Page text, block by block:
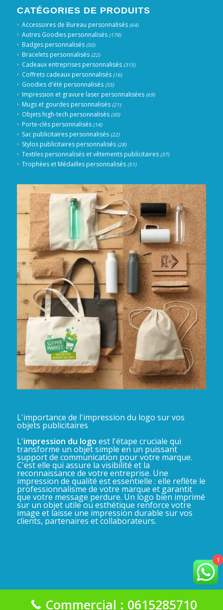
CATÉGORIES DE PRODUITS
Accessoires de Bureau personnalisés (64)
Autres Goodies personnalisés (178)
Badges personnalisés (50)
Bracelets personnalisés (22)
Cadeaux entreprises personnalisés (315)
Coffrets cadeaux personnalisés (16)
Goodies d'été personnalisés (55)
Impression et gravure laser personnalisées (69)
Mugs et gourdes personnalisés (21)
Objets high-tech personnalisés (30)
Porte-clés personnalisés (14)
Sac publicitaires personnalisés (22)
Stylos publicitaires personnalisés (28)
Textiles personnalisés et vêtements publicitaires (37)
Trophées et Médailles personnalisés (51)
L'importance de l'impression du logo sur vos
objets publicitaires
L'impression du logo est l'étape cruciale qui
transforme un objet simple en un puissant
support de communication pour votre marque.
C'est elle qui assure la visibilité et la
reconnaissance de votre entreprise. Une
impression de qualité est essentielle : elle reflète le
professionnalisme de votre marque et garantit
que votre message perdure. Un logo bien imprimé
sur un objet utile ou esthétique renforce votre
image et laisse une impression durable sur vos
clients, partenaires et collaborateurs.
La Gadgeterie 2025©
1
Commercial : 0615285710